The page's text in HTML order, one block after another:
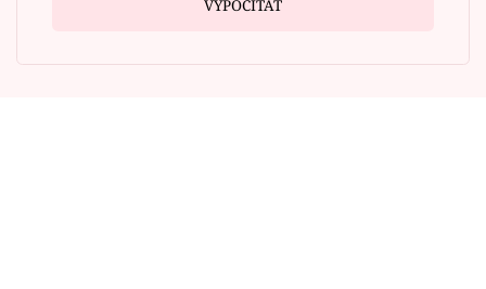
VYPOČÍTAT